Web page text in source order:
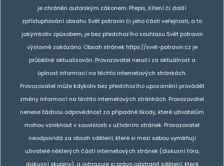
je chráněn autorským zákonem. Přepis, šíření či další
zpřístupňování obsahu Svět potravin či jeho části veřejnosti, a to
jakýmkoliv způsobem, je bez předchozího souhlasu Svět potravin
výslovně zakázáno. Obsah stránek https://svet-potravin.cz je
průběžně aktualizován. Provozovatel neručí za aktuálnost a
úplnost informací na těchto internetových stránkách.
Provozovatel může kdykoliv bez předchozího upozornění provádět
změny informací na těchto internetových stránkách. Provozovatel
nenese žádnou odpovědnost za případné škody, které uživatelům
mohou vzniknout v souvislosti s užíváním stránek. Provozovatel
neodpovídá za obsah sdělení, které si mezi sebou vyměňují
uživatelé některých částí internetových stránek (diskusní fóra,
diskusní skupiny), a vyhrazuje si právo odstranit sdělení, které